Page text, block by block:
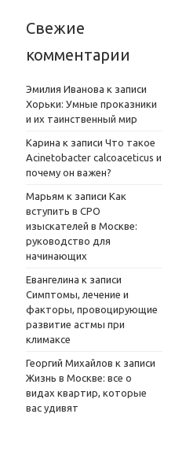
Свежие
комментарии
Эмилия Иванова к записи
Хорьки: Умные проказники
и их таинственный мир
Карина к записи Что такое
Acinetobacter calcoaceticus и
почему он важен?
Марьям к записи Как
вступить в СРО
изыскателей в Москве:
руководство для
начинающих
Евангелина к записи
Симптомы, лечение и
факторы, провоцирующие
развитие астмы при
климаксе
Георгий Михайлов к записи
Жизнь в Москве: все о
видах квартир, которые
вас удивят